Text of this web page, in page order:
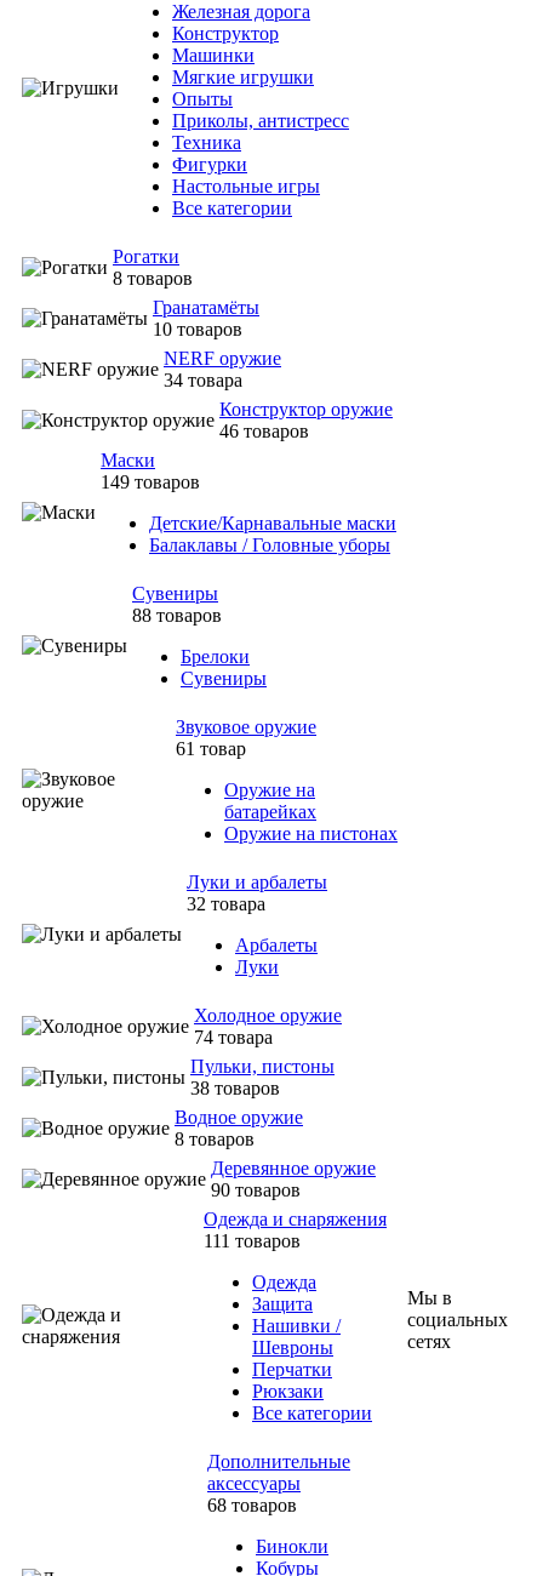
Железная дорога
Конструктор
Машинки
Мягкие игрушки
Опыты
Приколы, антистресс
Техника
Фигурки
Настольные игры
Все категории
Рогатки
8 товаров
Гранатамёты
10 товаров
NERF оружие
34 товара
Конструктор оружие
46 товаров
Маски
149 товаров
Детские/Карнавальные маски
Балаклавы / Головные уборы
Сувениры
88 товаров
Брелоки
Сувениры
Звуковое оружие
61 товар
Оружие на
батарейках
Оружие на пистонах
Луки и арбалеты
32 товара
Арбалеты
Луки
Холодное оружие
74 товара
Пульки, пистоны
38 товаров
Водное оружие
8 товаров
Деревянное оружие
90 товаров
Одежда и снаряжения
111 товаров
Одежда
Защита
Нашивки /
Шевроны
Перчатки
Рюкзаки
Все категории
Дополнительные
аксессуары
68 товаров
Бинокли
Кобуры
Мы в
социальных
сетях